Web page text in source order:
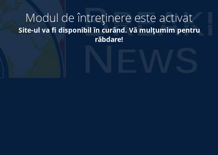
Modul de întreținere este activat
Site-ul va fi disponibil în curând. Vă mulțumim pentru
răbdare!